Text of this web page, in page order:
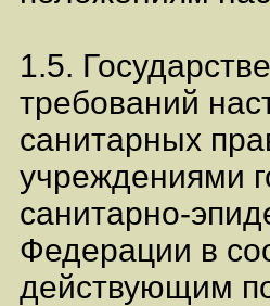
1.5.
требований
санитарных
учреждениями
санитарно-
Федерации в
действующим